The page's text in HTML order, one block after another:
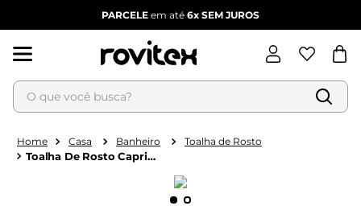
PARCELE em até 6x SEM JUROS
O que você busca?
Casa Banheiro Toalha de Rosto
Toalha De Rosto Capri
Termos mais buscados
º
blusa feminina